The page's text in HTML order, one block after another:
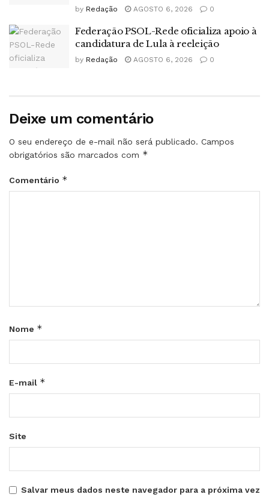
by Redação AGOSTO 6, 2026 0
Federação PSOL-Rede oficializa apoio à
candidatura de Lula à reeleição
by Redação AGOSTO 6, 2026 0
Deixe um comentário
O seu endereço de e-mail não será publicado. Campos
obrigatórios são marcados com *
Comentário *
Nome *
E-mail *
Site
Salvar meus dados neste navegador para a próxima vez